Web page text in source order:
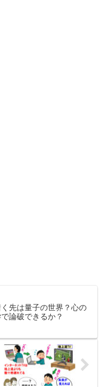
先は量子の世界？心の
論破できるか？